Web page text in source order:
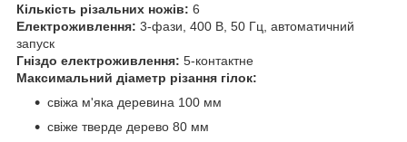
Кількість різальних ножів: 6
Електроживлення: 3-фази, 400 В, 50 Гц, автоматичний
запуск
Гніздо електроживлення: 5-контактне
Максимальний діаметр різання гілок:
свіжа м'яка деревина 100 мм
свіже тверде дерево 80 мм